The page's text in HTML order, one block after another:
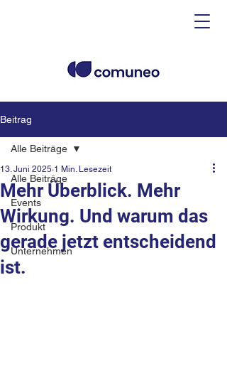
Beitrag
Alle Beiträge
Events
Produkt
Unternehmen
Alle Beiträge
Mehr Überblick. Mehr
Wirkung. Und warum das
gerade jetzt entscheidend
ist.
13. Juni 2025 1 Min. Lesezeit